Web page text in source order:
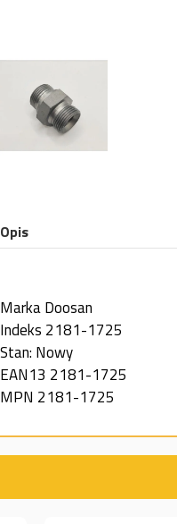
Opis
MarkaDoosan
Indeks 2181-1725
Stan: Nowy
EAN13 2181-1725
MPN 2181-1725